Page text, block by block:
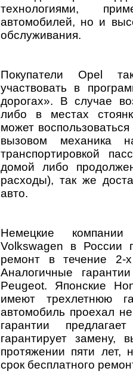
технологиями,
автомобилей, но и
обслуживания.
Покупатели Opel
участвовать в
дорогах». В случае
либо в местах
может
вызовом механика
транспортировкой
домой либо
расходы), так же
авто.
Немецкие
Volkswagen в России
ремонт в течение 2-
Аналогичные
Peugeot. Японские
имеют трехлетнюю
автомобиль проехал
гарантии
гарантирует
протяжении пяти лет,
срок бесплатного